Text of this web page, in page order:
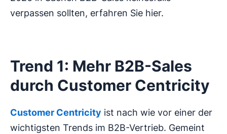
verpassen sollten, erfahren Sie hier.
Trend 1: Mehr B2B-Sales
durch Customer Centricity
Customer Centricity ist nach wie vor einer der
wichtigsten Trends im B2B-Vertrieb. Gemeint